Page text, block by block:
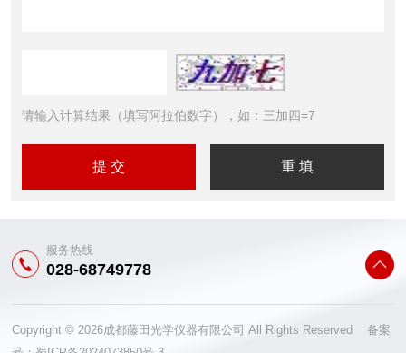
请输入计算结果（填写阿拉伯数字），如：三加四=7
服务热线
028-68749778
Copyright © 2026成都藤田光学仪器有限公司 All Rights Reserved 备案